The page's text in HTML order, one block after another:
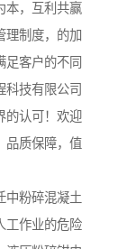
本，互利共赢
理制度，的加
足客户的不同
技有限公司
的认可！欢迎
品质保障，值
中粉碎混凝土
工作业的危险